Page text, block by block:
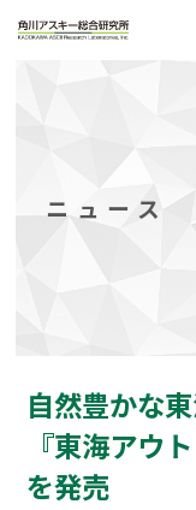
ニュース
自然豊かな
『東海アウ
を発売